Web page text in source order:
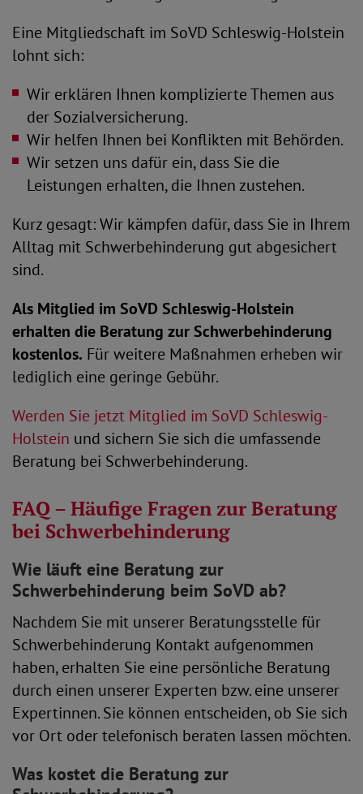
Eine Mitgliedschaft im SoVD Schleswig-Holstein
lohnt sich:
Wir erklären Ihnen komplizierte Themen aus
der Sozialversicherung.
Wir helfen Ihnen bei Konflikten mit Behörden.
Wir setzen uns dafür ein, dass Sie die
Leistungen erhalten, die Ihnen zustehen.
Kurz gesagt: Wir kämpfen dafür, dass Sie in Ihrem
Alltag mit Schwerbehinderung gut abgesichert
sind.
Als Mitglied im SoVD Schleswig-Holstein
erhalten die Beratung zur Schwerbehinderung
kostenlos. Für weitere Maßnahmen erheben wir
lediglich eine geringe Gebühr.
Werden Sie jetzt Mitglied im SoVD Schleswig-
Holstein und sichern Sie sich die umfassende
Beratung bei Schwerbehinderung.
FAQ – Häufige Fragen zur Beratung
bei Schwerbehinderung
Wie läuft eine Beratung zur
Schwerbehinderung beim SoVD ab?
Nachdem Sie mit unserer Beratungsstelle für
Schwerbehinderung Kontakt aufgenommen
haben, erhalten Sie eine persönliche Beratung
durch einen unserer Experten bzw. eine unserer
Expertinnen. Sie können entscheiden, ob Sie sich
vor Ort oder telefonisch beraten lassen möchten.
Was kostet die Beratung zur